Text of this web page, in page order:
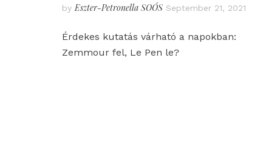
by Eszter-Petronella SOÓS September 21, 2021
Érdekes kutatás várható a napokban:
Zemmour fel, Le Pen le?